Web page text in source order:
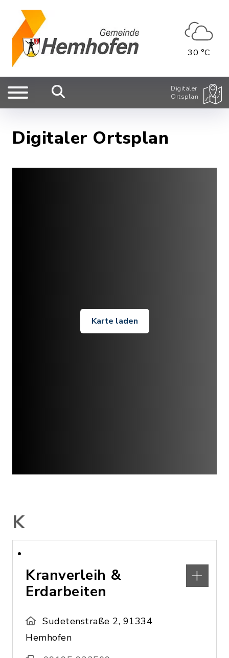
30 °C
Digitaler
Ortsplan
Digitaler Ortsplan
Karte laden
K
Kranverleih &
Erdarbeiten
Sudetenstraße 2, 91334
Hemhofen